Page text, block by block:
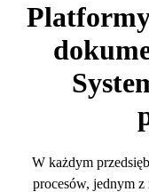
W każdym
procesów, jednym z